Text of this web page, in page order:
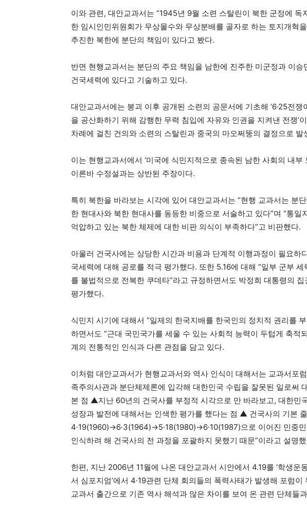
이와 관련, 대안교과서는 “1945년 9월 소련 스탈린이 북한 군정에
한 임시인민위원회가 무상몰수와 무상분배를 골자로 하는 토지개혁
추진한 북한에 분단의 책임이 있다고 봤다.
반면 현행교과서는 분단의 주요 책임을 남한에 진주한 미군정과 이
건국세력에 있다고 기술하고 있다.
대안교과서에는 붕괴 이후 공개된 소련의 공문서에 기초해 ‘6·25전
을 공산화하기 위해 감행한 무력 침입에 자유와 인권을 지켜낸 전쟁’
차례에 걸친 건의와 소련의 스탈린과 중국의 마오쩌뚱의 결정으로 발
이는 현행교과서에서 ‘미국에 식민지적으로 종속된 남한 사회의 내부
이른바 수정설과는 상반된 주장이다.
특히 북한을 바라보는 시각에 있어 대안교과서는 “현행 교과서는 분
한 현대사와 북한 현대사를 동등한 비중으로 서술하고 있다”며 “통
억압하고 있는 북한 체제에 대한 비판 의식이 부족하다”고 비판했다.
아울러 건국사에는 상당한 시간과 비용과 단계적 이행과정이 필요하
국세력에 대해 공로를 적극 평가했다. 또한 5.16에 대해 “일부 군부
를 불법적으로 전복한 쿠데타”라고 규정하면서도 박정희 대통령의 집
평가했다.
식민지 시기에 대해서 “일제의 한국지배를 한국인의 정치적 권리를
하면서도 “근대 국민국가를 세울 수 있는 사회적 능력이 두텁게 축적
계의 전통적인 인식과 다른 관점을 담고 있다.
이처럼 대안교과서가 현행교과서와 역사 인식이 대해서는 교과서포
족주의사관과 분단체제론에 입각해 대한민국 수립을 잘못된 일로써
본 점 ▲지난 60년의 건국사를 부정적 시각으로 만 바라보고, 대한민
성장과 발전에 대해서는 인색한 평가를 했다는 점 ▲ 건국사의 기본
4·19(1960)→6·3(1964)→5·18(1980)→6·10(1987)으로 이어진 민중
인식하려 해 건국사의 전 과정을 포괄하지 못했기 때문”이라고 설명
한편, 지난 2006년 11월에 나온 대안교과서 시안에서 4.19를 ‘학생운
서 심포지엄’에서 4·19관련 단체 회의들의 폭력사태가 발생해 포럼
교과서 출간으로 기존 역사 해석과 많은 차이를 보여 온 관련 단체들